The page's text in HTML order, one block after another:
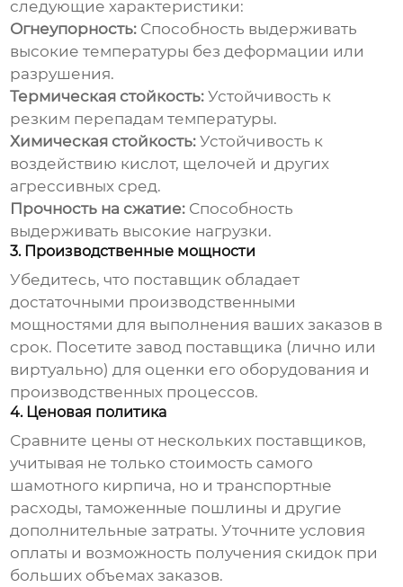
следующие характеристики:
Огнеупорность: Способность выдерживать
высокие температуры без деформации или
разрушения.
Термическая стойкость: Устойчивость к
резким перепадам температуры.
Химическая стойкость: Устойчивость к
воздействию кислот, щелочей и других
агрессивных сред.
Прочность на сжатие: Способность
выдерживать высокие нагрузки.
3. Производственные мощности
Убедитесь, что поставщик обладает
достаточными производственными
мощностями для выполнения ваших заказов в
срок. Посетите завод поставщика (лично или
виртуально) для оценки его оборудования и
производственных процессов.
4. Ценовая политика
Сравните цены от нескольких поставщиков,
учитывая не только стоимость самого
шамотного кирпича, но и транспортные
расходы, таможенные пошлины и другие
дополнительные затраты. Уточните условия
оплаты и возможность получения скидок при
больших объемах заказов.